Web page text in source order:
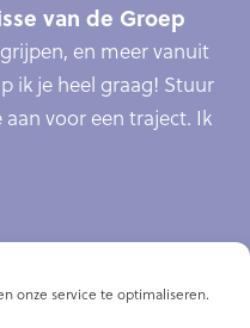
onze service te optimaliseren.
van de Groep
en meer vanuit
ik je heel graag! Stuur
voor een traject. Ik